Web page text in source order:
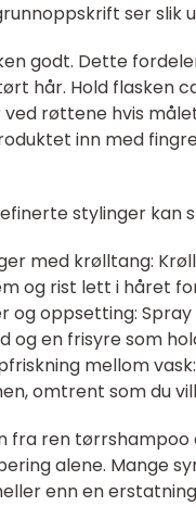
ser slik
godt. Dette
hår. Hold flasken
ved røttene hvis
inn med
stylinger kan
med krølltang:
og rist lett i håret
og oppsetting:
og en frisyre som
mellom
omtrent som du
fra ren
alene. Mange
enn en